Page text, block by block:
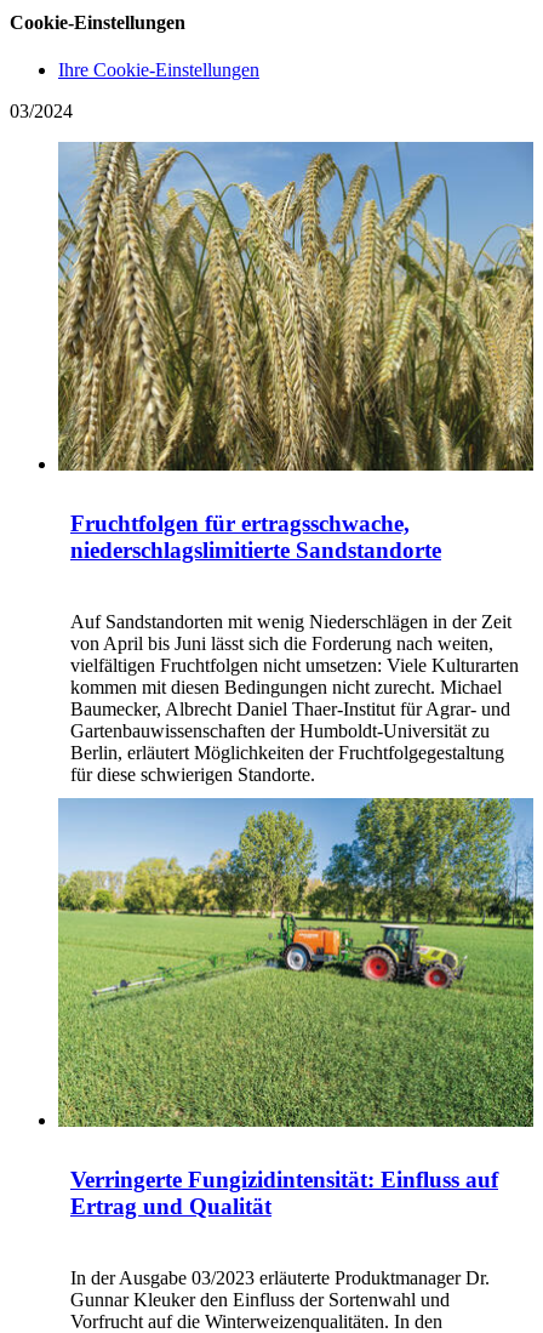
Cookie-Einstellungen
Ihre Cookie-Einstellungen
03/2024
Fruchtfolgen für ertragsschwache,
niederschlagslimitierte Sandstandorte
Auf Sandstandorten mit wenig Niederschlägen in der Zeit
von April bis Juni lässt sich die Forderung nach weiten,
vielfältigen Fruchtfolgen nicht umsetzen: Viele Kulturarten
kommen mit diesen Bedingungen nicht zurecht. Michael
Baumecker, Albrecht Daniel Thaer-Institut für Agrar- und
Gartenbauwissenschaften der Humboldt-Universität zu
Berlin, erläutert Möglichkeiten der Fruchtfolgegestaltung
für diese schwierigen Standorte.
Verringerte Fungizidintensität: Einfluss auf
Ertrag und Qualität
In der Ausgabe 03/2023 erläuterte Produktmanager Dr.
Gunnar Kleuker den Einfluss der Sortenwahl und
Vorfrucht auf die Winterweizenqualitäten. In den